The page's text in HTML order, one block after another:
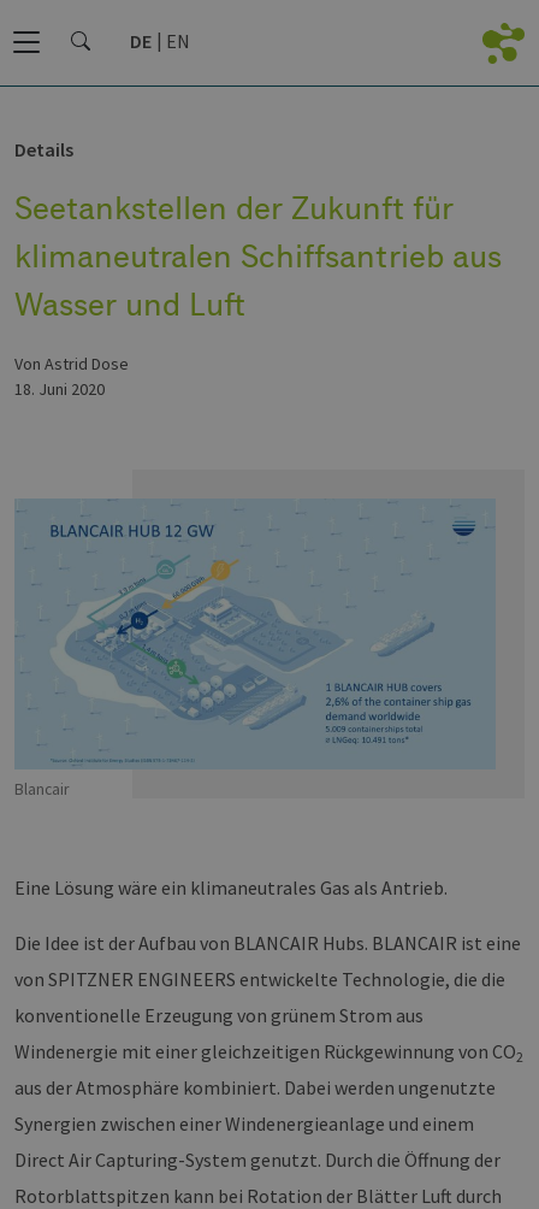
DE EN
Details
Seetankstellen der Zukunft für
klimaneutralen Schiffsantrieb aus
Wasser und Luft
Blancair
Eine Lösung wäre ein klimaneutrales Gas als Antrieb.
Die Idee ist der Aufbau von BLANCAIR Hubs. BLANCAIR ist eine
von SPITZNER ENGINEERS entwickelte Technologie, die die
konventionelle Erzeugung von grünem Strom aus
Windenergie mit einer gleichzeitigen Rückgewinnung von CO2
aus der Atmosphäre kombiniert. Dabei werden ungenutzte
Synergien zwischen einer Windenergieanlage und einem
Direct Air Capturing-System genutzt. Durch die Öffnung der
Rotorblattspitzen kann bei Rotation der Blätter Luft durch
von Astrid Dose
18. Juni 2020